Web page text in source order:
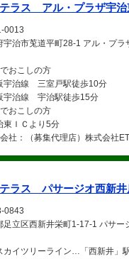
ラス アル・プラザ宇治
0013
宇治市莵道平町28-1 アル・プラ
おこしの方
宇治線 三室戸駅徒歩10分
宇治線 宇治駅徒歩15分
おこしの方
東ＩＣより5分
社：（募集代理店）株式会社
ラス パサージオ西新井
0843
足立区西新井栄町1-17-1 パサー
カイツリーライン…「西新井」